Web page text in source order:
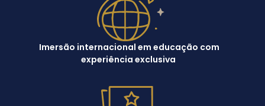
Imersão internacional em educação com
experiência exclusiva